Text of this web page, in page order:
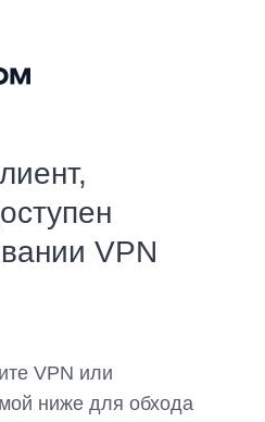
VPN
VPN или
ниже для обхода